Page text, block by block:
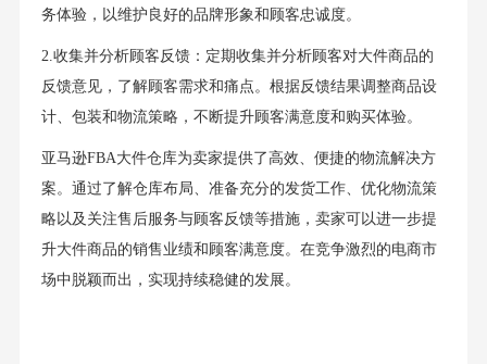
务体验，以维护良好的品牌形象和顾客忠诚度。
2.收集并分析顾客反馈：定期收集并分析顾客对大件商品的
反馈意见，了解顾客需求和痛点。根据反馈结果调整商品设
计、包装和物流策略，不断提升顾客满意度和购买体验。
亚马逊FBA大件仓库为卖家提供了高效、便捷的物流解决方
案。通过了解仓库布局、准备充分的发货工作、优化物流策
略以及关注售后服务与顾客反馈等措施，卖家可以进一步提
升大件商品的销售业绩和顾客满意度。在竞争激烈的电商市
场中脱颖而出，实现持续稳健的发展。